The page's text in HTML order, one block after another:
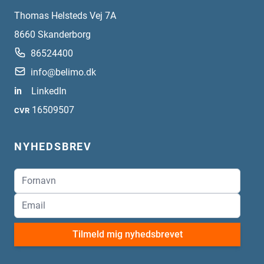
Thomas Helsteds Vej 7A
8660 Skanderborg
86524400
info@belimo.dk
in
LinkedIn
CVR 16509507
NYHEDSBREV
Tilmeld mig nyhedsbrevet